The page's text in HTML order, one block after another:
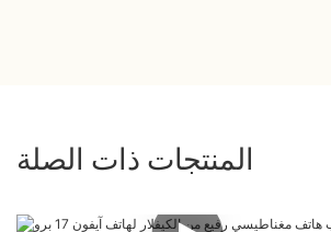
المنتجات ذات الصلة